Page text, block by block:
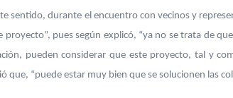
sentido, durante el encuentro con vecinos y
proyecto”, pues según explicó, “ya no se trata de
pueden considerar que este proyecto, tal y
que, “puede estar muy bien que se solucionen las